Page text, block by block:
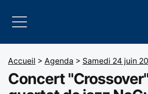
Accueil > Agenda > Samedi 24 juin
Concert